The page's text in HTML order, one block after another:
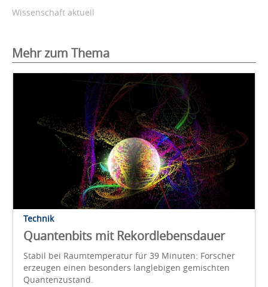
Wissenschaft aktuell
Mehr zum Thema
Technik
Quantenbits mit Rekordlebensdauer
Stabil bei Raumtemperatur für 39 Minuten: Forscher
erzeugen einen besonders langlebigen gemischten
Quantenzustand.